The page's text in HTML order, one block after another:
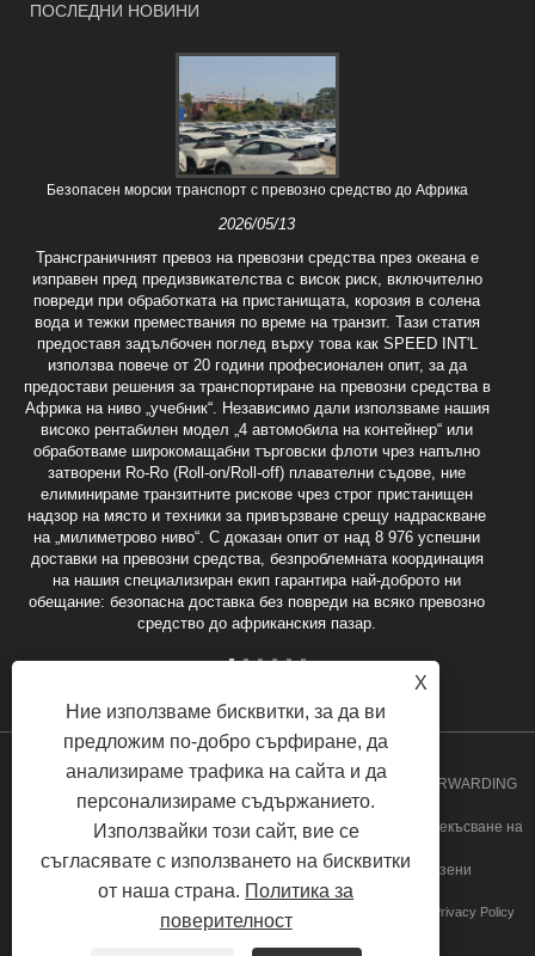
ПОСЛЕДНИ НОВИНИ
Безопасен морски транспорт с превозно средство до Африка
2026/05/13
Трансграничният превоз на превозни средства през океана е
изправен пред предизвикателства с висок риск, включително
повреди при обработката на пристанищата, корозия в солена
вода и тежки премествания по време на транзит. Тази статия
предоставя задълбочен поглед върху това как SPEED INT'L
използва повече от 20 години професионален опит, за да
предостави решения за транспортиране на превозни средства в
Африка на ниво „учебник“. Независимо дали използваме нашия
високо рентабилен модел „4 автомобила на контейнер“ или
обработваме широкомащабни търговски флоти чрез напълно
затворени Ro-Ro (Roll-on/Roll-off) плавателни съдове, ние
елиминираме транзитните рискове чрез строг пристанищен
надзор на място и техники за привързване срещу надраскване
на „милиметрово ниво“. С доказан опит от над 8 976 успешни
доставки на превозни средства, безпроблемната координация
на нашия специализиран екип гарантира най-доброто ни
обещание: безопасна доставка без повреди на всяко превозно
средство до африканския пазар.
Авторско право 2020 GUANGZHOU SPEED INT'L FREIGHT FORWARDING
CO., LTD. - Ангола Групаж, Ангола услуга от врата до врата, Прекъсване на
насипни пратки, Гана Групаж услуга Всички права запазени
Privacy Policy
X
Ние използваме бисквитки, за да ви
предложим по-добро сърфиране, да
анализираме трафика на сайта и да
персонализираме съдържанието.
Използвайки този сайт, вие се
съгласявате с използването на бисквитки
от наша страна. Политика за
поверителност